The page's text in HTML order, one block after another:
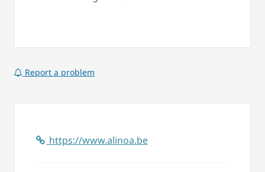
Report a problem
https://www.alinoa.be